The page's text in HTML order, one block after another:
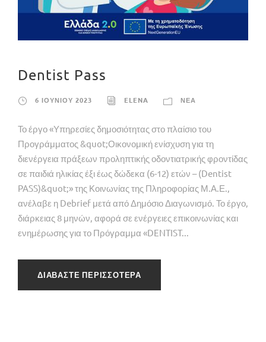
Dentist Pass
6 ΙΟΥΝΙΟΥ 2023 ELENA ΝΕΑ
Το έργο «Υπηρεσίες δημοσιότητας στο πλαίσιο του
Προγράμματος &quot;Οικονομική ενίσχυση για τη
διενέργεια πράξεων προληπτικής οδοντιατρικής φροντίδας
σε παιδιά ηλικίας έξι έως δώδεκα (6-12) ετών – (Dentist
PASS)&quot;» της Κοινωνίας της Πληροφορίας Μ.Α.Ε.,
ανέλαβε η Debrief μετά από Δημόσιο Διαγωνισμό. Το έργο,
διάρκειας 8 μηνών, αφορά σε ενέργειες επικοινωνίας και
ενημέρωσης για το Πρόγραμμα «DENTIST...
ΔΙΑΒΑΣΤΕ ΠΕΡΙΣΣΟΤΕΡΑ